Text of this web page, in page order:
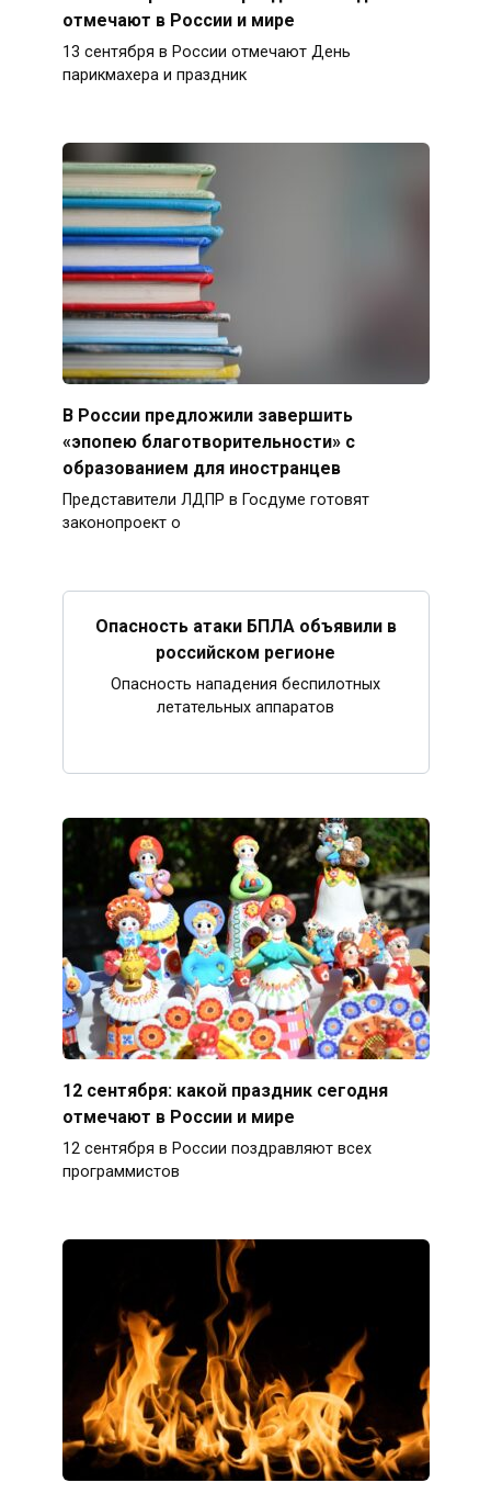
отмечают в России и мире
13 сентября в России отмечают День
парикмахера и праздник
В России предложили завершить
«эпопею благотворительности» с
образованием для иностранцев
Представители ЛДПР в Госдуме готовят
законопроект о
Опасность атаки БПЛА объявили в
российском регионе
Опасность нападения беспилотных
летательных аппаратов
12 сентября: какой праздник сегодня
отмечают в России и мире
12 сентября в России поздравляют всех
программистов